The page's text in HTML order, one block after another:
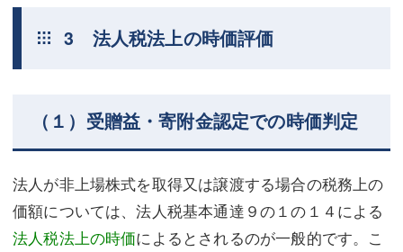
3 法人税法上の時価評価
（１）受贈益・寄附金認定での時価判定
法人が非上場株式を取得又は譲渡する場合の税務上の
価額については、法人税基本通達９の１の１４による
法人税法上の時価によるとされるのが一般的です。こ